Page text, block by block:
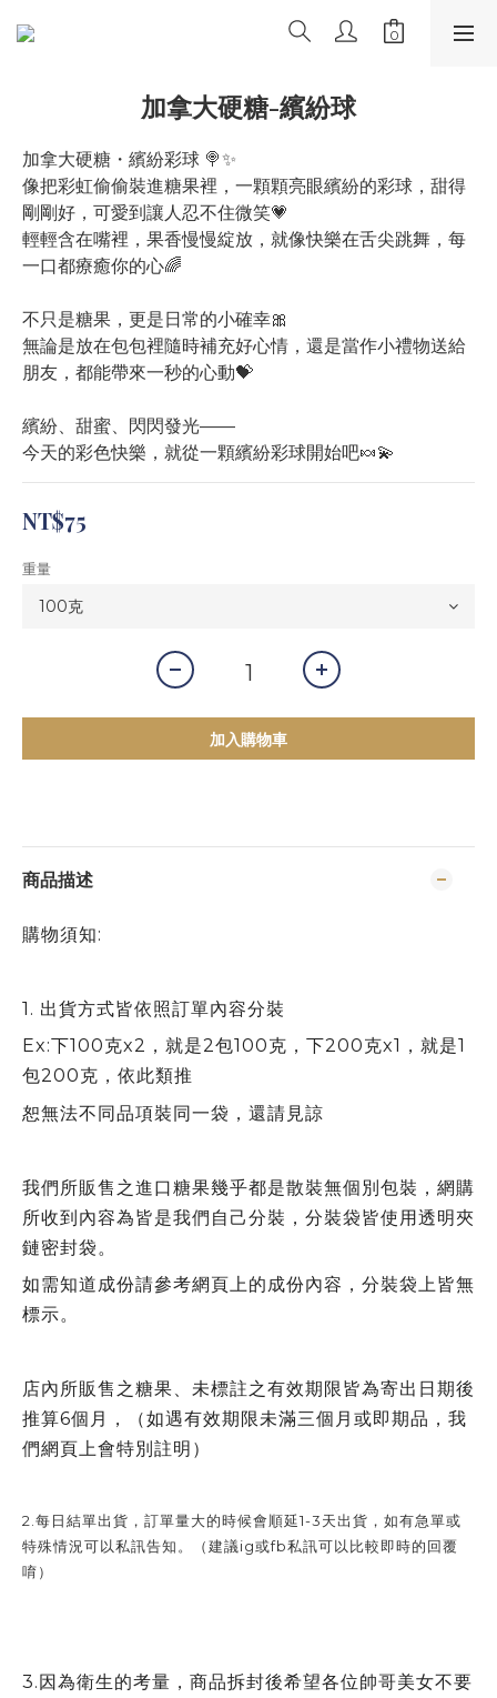
加拿大硬糖-繽紛球
加拿大硬糖・繽紛彩球 🍭✨
像把彩虹偷偷裝進糖果裡，一顆顆亮眼繽紛的彩球，甜得
剛剛好，可愛到讓人忍不住微笑💗
輕輕含在嘴裡，果香慢慢綻放，就像快樂在舌尖跳舞，每
一口都療癒你的心🌈
不只是糖果，更是日常的小確幸🎀
無論是放在包包裡隨時補充好心情，還是當作小禮物送給
朋友，都能帶來一秒的心動💝
繽紛、甜蜜、閃閃發光——
今天的彩色快樂，就從一顆繽紛彩球開始吧🍬💫
NT$75
重量
加入購物車
商品描述
購物須知:
1. 出貨方式皆依照訂單內容分裝
Ex:下100克x2，就是2包100克，下200克x1，就是1
包200克，依此類推
恕無法不同品項裝同一袋，還請見諒
我們所販售之進口糖果幾乎都是散裝無個別包裝，網購
所收到內容為皆是我們自己分裝，分裝袋皆使用透明夾
鏈密封袋。
如需知道成份請參考網頁上的成份內容，分裝袋上皆無
標示。
店內所販售之糖果、未標註之有效期限皆為寄出日期後
推算6個月，（如遇有效期限未滿三個月或即期品，我
們網頁上會特別註明）
2.每日結單出貨，訂單量大的時候會順延1-3天出貨，如有急單或
特殊情況可以私訊告知。（建議ig或fb私訊可以比較即時的回覆
唷）
3.因為衛生的考量，商品拆封後希望各位帥哥美女不要